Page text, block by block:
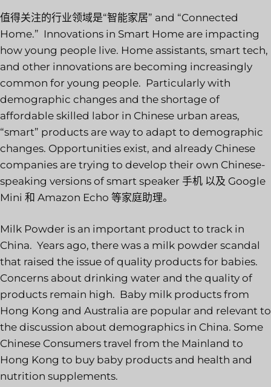
值得关注的行业领域是“智能家居” and “Connected
Home.” Innovations in Smart Home are impacting
how young people live. Home assistants, smart tech,
and other innovations are becoming increasingly
common for young people. Particularly with
demographic changes and the shortage of
affordable skilled labor in Chinese urban areas,
“smart” products are way to adapt to demographic
changes. Opportunities exist, and already Chinese
companies are trying to develop their own Chinese-
speaking versions of smart speaker 手机 以及 Google
Mini 和 Amazon Echo 等家庭助理。
Milk Powder is an important product to track in
China. Years ago, there was a milk powder scandal
that raised the issue of quality products for babies.
Concerns about drinking water and the quality of
products remain high. Baby milk products from
Hong Kong and Australia are popular and relevant to
the discussion about demographics in China. Some
Chinese Consumers travel from the Mainland to
Hong Kong to buy baby products and health and
nutrition supplements.